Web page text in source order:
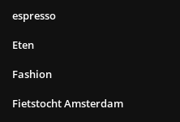
espresso
Eten
Fashion
Fietstocht Amsterdam